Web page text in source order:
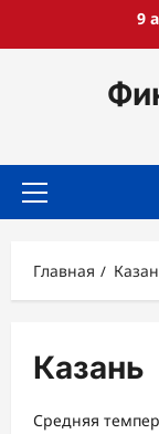
9
Основное
Главная
Казань
Средняя